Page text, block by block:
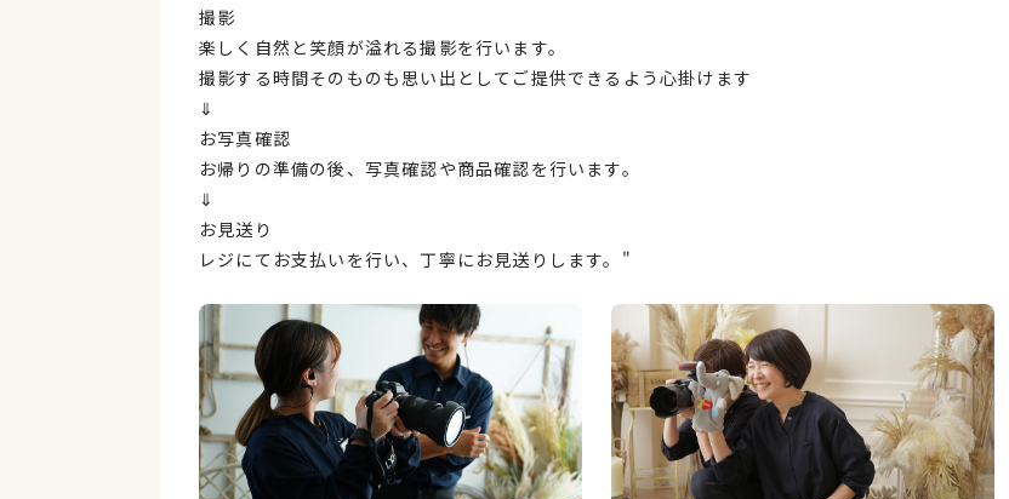
撮影
楽しく自然と笑顔が溢れる撮影を行います。
撮影する時間そのものも思い出としてご提供できるよう心掛けます
⇓
お写真確認
お帰りの準備の後、写真確認や商品確認を行います。
⇓
お見送り
レジにてお支払いを行い、丁寧にお見送りします。"